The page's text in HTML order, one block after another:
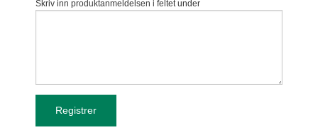
Skriv inn produktanmeldelsen i feltet under